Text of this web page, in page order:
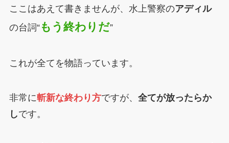
ここはあえて書きませんが、水上警察のアディル
の台詞“もう終わりだ”
これが全てを物語っています。
非常に斬新な終わり方ですが、 全てが放ったらか
しです。